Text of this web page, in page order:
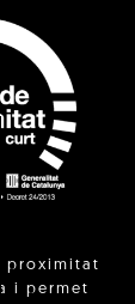
proximitat
i permet